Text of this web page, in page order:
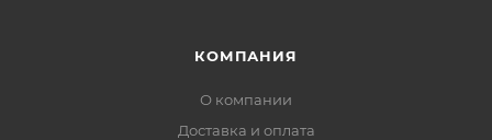
КОМПАНИЯ
О компании
Доставка и оплата